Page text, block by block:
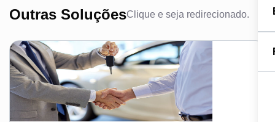
Outras SoluçõesClique e seja redirecionado.